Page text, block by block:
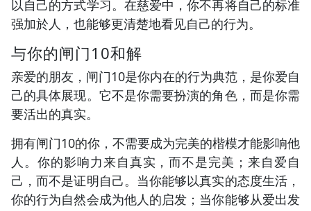
以自己的方式学习。在慈爱中，你不再将自己的标准
强加於人，也能够更清楚地看见自己的行为。
与你的闸门10和解
亲爱的朋友，闸门10是你内在的行为典范，是你爱自
己的具体展现。它不是你需要扮演的角色，而是你需
要活出的真实。
拥有闸门10的你，不需要成为完美的楷模才能影响他
人。你的影响力来自真实，而不是完美；来自爱自
己，而不是证明自己。当你能够以真实的态度生活，
你的行为自然会成为他人的启发；当你能够从爱出发